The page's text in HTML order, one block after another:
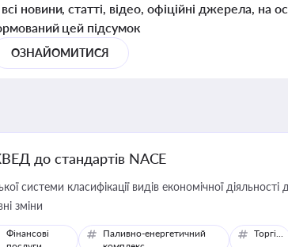
новини, статті, відео, офіційні джерела, на
цей підсумок
ОЗНАЙОМИТИСЯ
до стандартів NACE
системи класифікації видів економічної діяльності
зміни
Фінансові
Паливно-енергетичний
Торгівля